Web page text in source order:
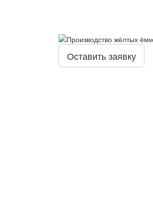
Оставить заявку